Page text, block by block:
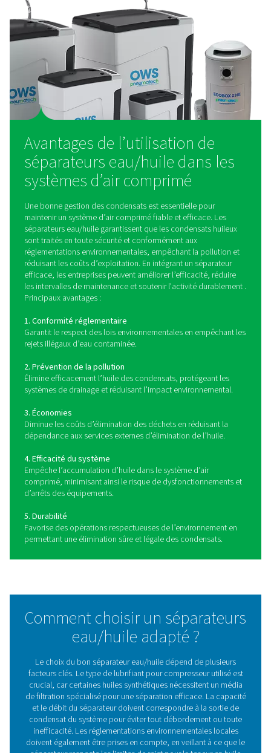
Comment fonctionne
séparateur eau/huile ?
Les séparateurs eau/huile fonctionnent en
techniques de filtration et d’adsorption pour extraire
condensats pénètrent dans le séparateur, ils
plusieurs étapes de filtration ; y compris des
éliminent les grosses gouttelettes d’huile ; et les
avancés qui absorbent l’huile émulsifiée. Certains
utilisent du charbon actif ou des éléments
spécialement conçus pour capturer les plus petites
d’huile. L’eau nettoyée est ensuite rejetée dans le
d’évacuation conformément aux réglementations
matière de rejet des eaux usées, tandis que l’huile
collectée pour une élimination appropriée.
Avantages de l’utilisation de
séparateurs eau/huile dans
systèmes d’air comprimé
Une bonne gestion des condensats est essentielle pour